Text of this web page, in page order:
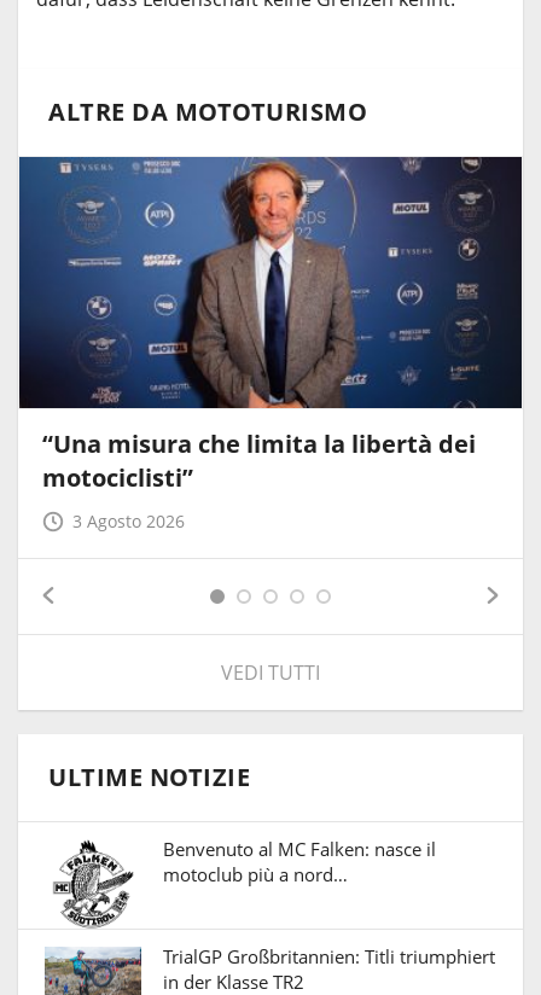
ALTRE DA MOTOTURISMO
“Una misura che limita la libertà dei
motociclisti”
3 Agosto 2026
VEDI TUTTI
ULTIME NOTIZIE
Benvenuto al MC Falken: nasce il
motoclub più a nord…
TrialGP Großbritannien: Titli triumphiert
in der Klasse TR2